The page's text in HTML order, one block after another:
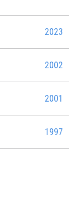
2023
2002
2001
1997